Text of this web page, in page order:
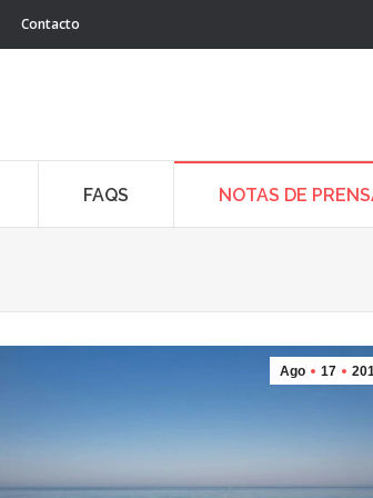
Contacto
FAQS NOTAS DE
Ago 17